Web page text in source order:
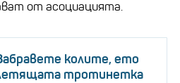
от асоциацията.
колите, ето
тротинетка